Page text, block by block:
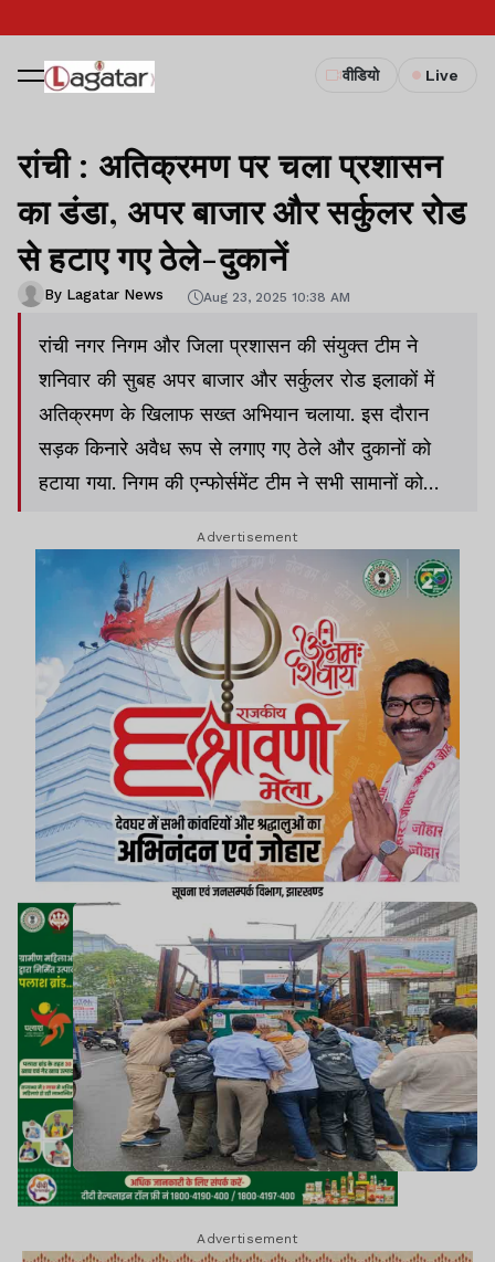
वीडियो Live
रांची : अतिक्रमण पर चला प्रशासन
का डंडा, अपर बाजार और सर्कुलर रोड
से हटाए गए ठेले-दुकानें
By Lagatar News Aug 23, 2025 10:38 AM
रांची नगर निगम और जिला प्रशासन की संयुक्त टीम ने
शनिवार की सुबह अपर बाजार और सर्कुलर रोड इलाकों में
अतिक्रमण के खिलाफ सख्त अभियान चलाया. इस दौरान
सड़क किनारे अवैध रूप से लगाए गए ठेले और दुकानों को
हटाया गया. निगम की एन्फोर्समेंट टीम ने सभी सामानों को
दोबारा अतिक्रमण किया गया तो कड़ी कानूनी कार्रवाई की
जाएगी.
Advertisement
Advertisement